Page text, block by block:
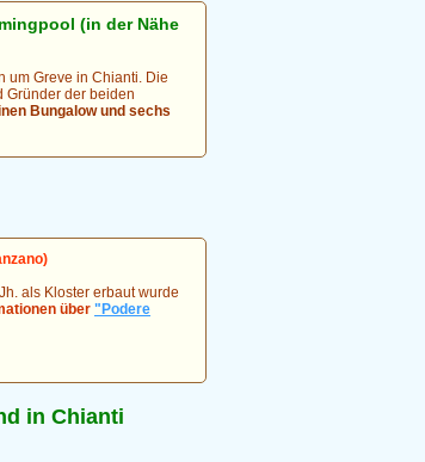
(in der Nähe
um Greve in Chianti. Die
Gründer der beiden
Bungalow und sechs
als Kloster erbaut wurde
über "Podere
in Chianti